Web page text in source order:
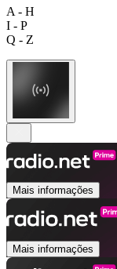
A - H
I - P
Q - Z
Mais informações
Mais informações